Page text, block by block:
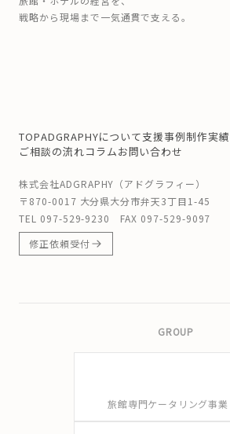
戦略から現場まで一気通貫で支える。
TOPADGRAPHYについて支援事例制作実績
ご相談の流れコラムお問い合わせ
株式会社ADGRAPHY（アドグラフィー）
〒870-0017 大分県大分市弁天3丁目1-45
TEL 097-529-9230
FAX 097-529-9097
修正依頼受付
GROUP
旅館専門ケータリング事業